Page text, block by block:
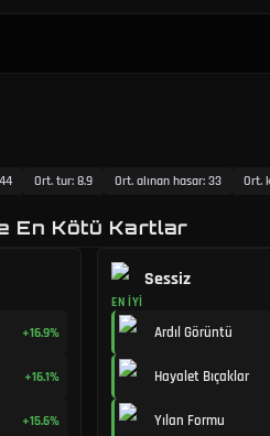
Ort. tur: 8.9 Ort. alınan hasar: 33 Ort.
En Kötü Kartlar
+16.9%
+16.1%
+15.6%
Sessiz
EN İYI
Ardıl Görüntü
Hayalet Bıçaklar
Yılan Formu